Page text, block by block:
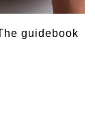
guidebook